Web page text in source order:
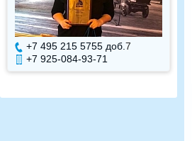
+7 495 215 5755 доб. 7
+7 925-084-93-71